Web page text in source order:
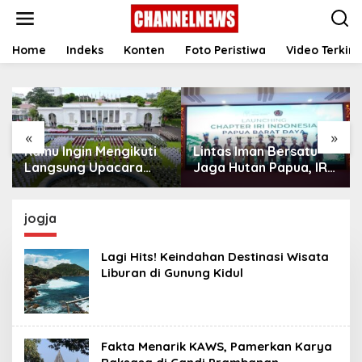
t
Home Indeks Konten Foto Peristiwa Video Terkini
« »
Kamu Ingin Mengikuti
Langsung Upacara
HUT Ke-81
Istana? Ini Link
Pendaftaran Resminya
di Sini
Lintas Iman Bersatu
Jaga Hutan Papua, IRI
Indonesia Resmikan
jogja
Lagi Hits! Keindahan Destinasi Wisata
Liburan di Gunung Kidul
Fakta Menarik KAWS, Pamerkan Karya